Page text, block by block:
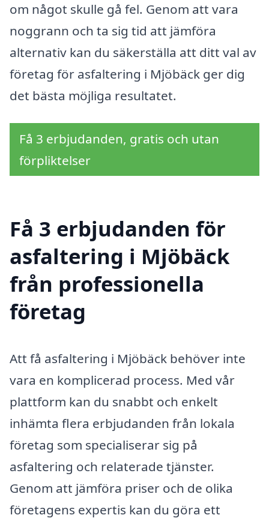
om något skulle gå fel. Genom att vara
noggrann och ta sig tid att jämföra
alternativ kan du säkerställa att ditt val av
företag för asfaltering i Mjöbäck ger dig
det bästa möjliga resultatet.
Få 3 erbjudanden, gratis och utan
förpliktelser
Få 3 erbjudanden för
asfaltering i Mjöbäck
från professionella
företag
Att få asfaltering i Mjöbäck behöver inte
vara en komplicerad process. Med vår
plattform kan du snabbt och enkelt
inhämta flera erbjudanden från lokala
företag som specialiserar sig på
asfaltering och relaterade tjänster.
Genom att jämföra priser och de olika
företagens expertis kan du göra ett